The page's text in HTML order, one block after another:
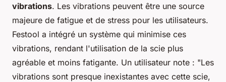
vibrations. Les vibrations peuvent être une source
majeure de fatigue et de stress pour les utilisateurs.
Festool a intégré un système qui minimise ces
vibrations, rendant l'utilisation de la scie plus
agréable et moins fatigante. Un utilisateur note : "Les
vibrations sont presque inexistantes avec cette scie,